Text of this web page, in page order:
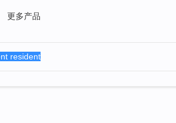
更多产品